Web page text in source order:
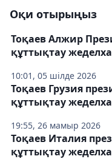
Оқи отырыңыз
10:01, 05 шілде 2026
Тоқаев Алжир
құттықтау
19:55, 26 мамыр 2026
Тоқаев Грузия
құттықтау
Тоқаев Италия
құттықтау